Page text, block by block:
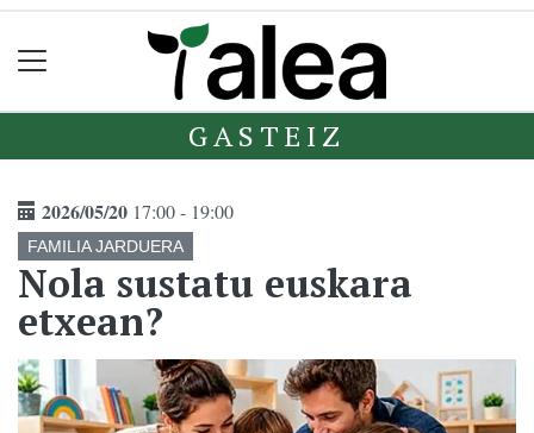
GASTEIZ
2026/05/20 17:00 - 19:00
FAMILIA JARDUERA
Nola sustatu euskara
etxean?